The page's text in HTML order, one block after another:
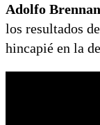
Adolfo
los resultados
hincapié en la